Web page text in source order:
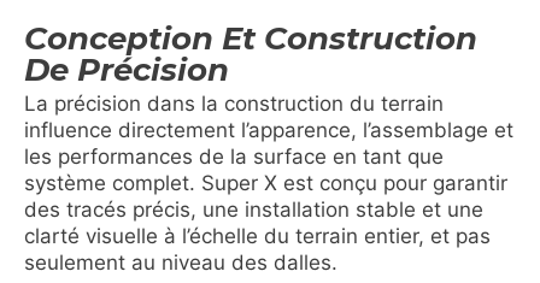
Conception Et Construction
De Précision
La précision dans la construction du terrain
influence directement l’apparence, l’assemblage et
les performances de la surface en tant que
système complet. Super X est conçu pour garantir
des tracés précis, une installation stable et une
clarté visuelle à l’échelle du terrain entier, et pas
seulement au niveau des dalles.